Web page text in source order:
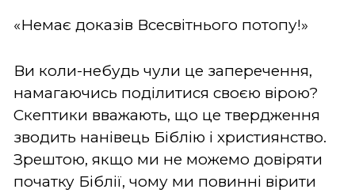
«Немає доказів Всесвітнього потопу!»
Ви коли-небудь чули це заперечення,
намагаючись поділитися своєю вірою?
Скептики вважають, що це твердження
зводить нанівець Біблію і християнство.
Зрештою, якщо ми не можемо довіряти
початку Біблії, чому ми повинні вірити